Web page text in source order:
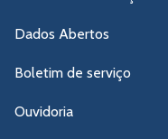
Dados Abertos
Boletim de serviço
Ouvidoria